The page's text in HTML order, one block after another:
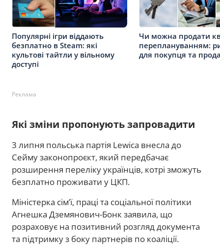
Популярні ігри віддають
безплатно в Steam: які
культові тайтли у вільному
доступі
Чи можна продати
переплануванням:
для покупця та
Реклама
Які зміни пропонують запровадити
3 липня польська партія Lewica внесла до
Сейму законопроєкт, який передбачає
розширення переліку українців, котрі зможуть
безплатно проживати у ЦКП.
Міністерка сім’ї, праці та соціальної політики
Агнешка Дземянович-Бонк заявила, що
розраховує на позитивний розгляд документа
та підтримку з боку партнерів по коаліції.